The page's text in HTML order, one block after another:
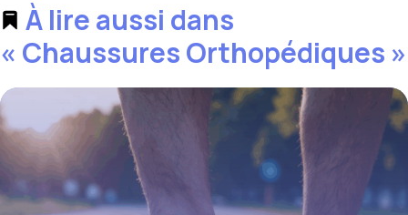
À lire aussi dans
« Chaussures Orthopédiques »